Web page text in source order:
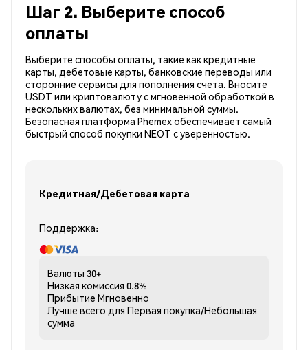
Шаг 2. Выберите способ
оплаты
Выберите способы оплаты, такие как кредитные
карты, дебетовые карты, банковские переводы или
сторонние сервисы для пополнения счета. Вносите
USDT или криптовалюту с мгновенной обработкой в
нескольких валютах, без минимальной суммы.
Безопасная платформа Phemex обеспечивает самый
быстрый способ покупки NEOT с уверенностью.
Кредитная/Дебетовая карта
Поддержка:
Валюты 30+
Низкая комиссия 0.8%
Прибытие Мгновенно
Лучше всего для Первая покупка/Небольшая
сумма